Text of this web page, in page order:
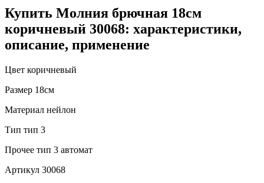
Купить Молния брючная 18см
коричневый 30068: характеристики,
описание, применение
Цвет коричневый
Размер 18см
Материал нейлон
Тип тип 3
Прочее тип 3 автомат
Артикул 30068